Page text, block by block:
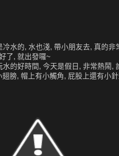
水的, 水也淺, 帶小朋友去, 真的非
了, 就出發囉~
的好時間, 今天是假日, 非常熱鬧,
膀, 帽上有小觸角, 屁股上還有小